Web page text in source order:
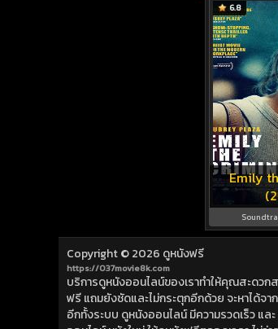
Emily
6.8
Copyright © 2026 ดูหนังฟรี
https://037movie8k.com
บริการดูหนังออนไลน์ของเราทำให้คุณสะดวก
ฟรี แถมยังชัดและไม่กระตุกอีกด้วย จะหาได้จา
อีกทั้งระบบ ดูหนังออนไลน์ มีความรวดเร็ว แ